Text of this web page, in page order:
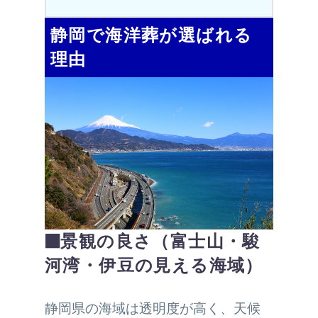
静岡で海洋葬が選ばれる
理由
■景観の良さ（富士山・駿
河湾・伊豆の見える海域）
静岡県の海域は透明度が高く、天候